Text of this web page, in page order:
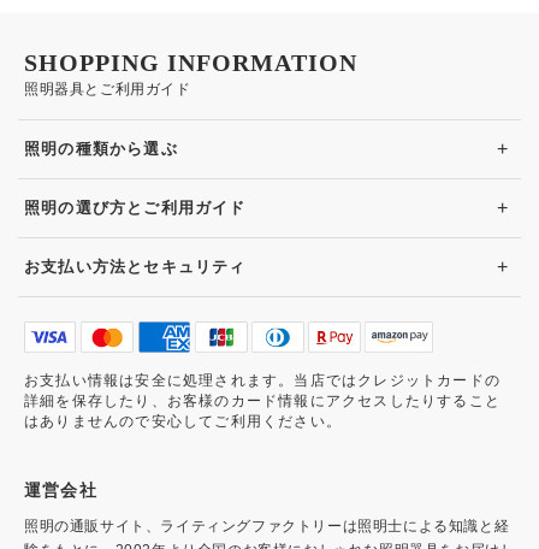
照明器具とご利用ガイド
SHOPPING INFORMATION
照明の種類から選ぶ +
照明の選び方とご利用ガイド +
お支払い方法とセキュリティ +
お支払い情報は安全に処理されます。当店ではクレジットカードの
詳細を保存したり、お客様のカード情報にアクセスしたりすること
はありませんので安心してご利用ください。
運営会社
照明の通販サイト、ライティングファクトリーは照明士による知識と経